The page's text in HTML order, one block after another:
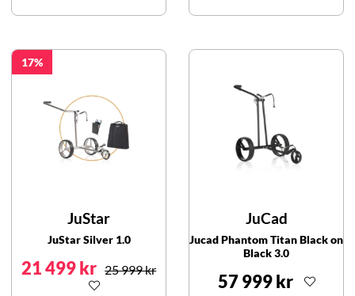
17
JuStar
JuStar Silver 1.0
21 499 kr 25 999 kr
JuCad
Jucad Phantom Titan Black on
Black 3.0
57 999 kr